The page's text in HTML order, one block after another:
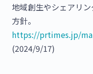
地域創生やシェアリ
方針。
https://prtimes.jp/
(2024/9/17)